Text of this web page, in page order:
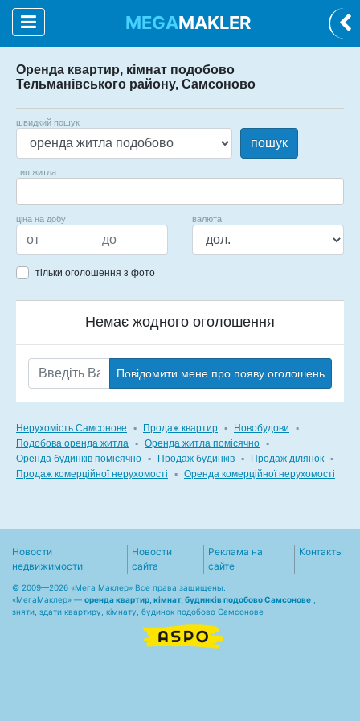
MEGAMAKLER
Оренда квартир, кімнат подобово
Тельманівського району, Самсоново
швидкий пошук
пошук
тип житла
ціна на добу валюта
тільки оголошення з фото
Немає жодного оголошення
Повідомити мене про появу оголошень
Нерухомість Самсонове ▪ Продаж квартир ▪ Новобудови
▪
Подобова оренда житла ▪ Оренда житла помісячно ▪
Оренда будинків помісячно ▪ Продаж будинків ▪ Продаж ділянок ▪
Продаж комерційної нерухомості
▪ Оренда комерційної нерухомості
Новости
недвижимости
Новости
сайта
Реклама на
сайте
Контакты
© 2009—2026 «Мега Маклер» Все права защищены.
«МегаМаклер» — оренда квартир, кімнат, будинків подобово Самсонове
зняти, здати квартиру, кімнату, будинок подобово Самсонове